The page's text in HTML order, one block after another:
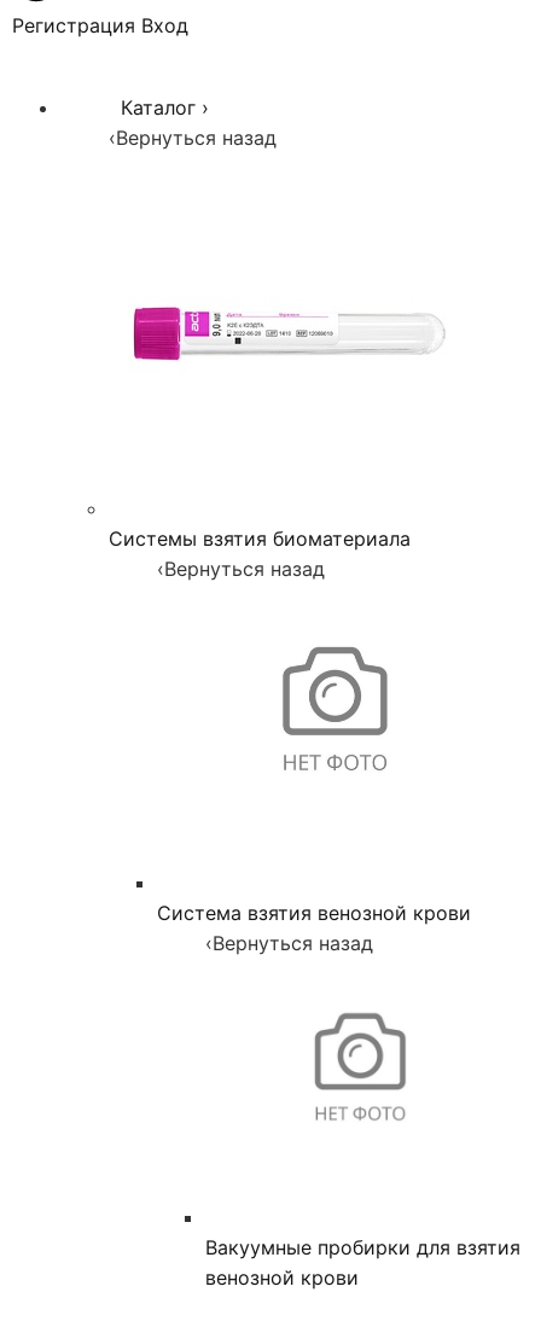
Регистрация Вход
Каталог ›
‹Вернуться назад
Системы взятия биоматериала
‹Вернуться назад
Система взятия венозной крови
‹Вернуться назад
Вакуумные пробирки для взятия
венозной крови